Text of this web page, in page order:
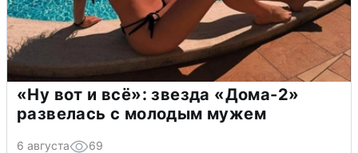
«Ну вот и всё»: звезда «Дома-2»
развелась с молодым мужем
6 августа 69